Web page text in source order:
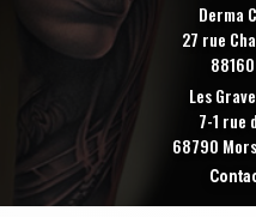
Derma
27 rue
Les
7-1 rue
68790